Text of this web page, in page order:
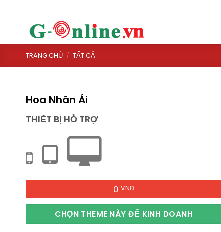
content
TRANG CHỦ / TẤT CẢ
Hoa Nhân Ái
THIẾT BỊ HỖ TRỢ
0 VNĐ
CHỌN THEME NÀY ĐỂ KINH DOANH